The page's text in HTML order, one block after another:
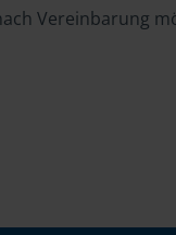
Vereinbarung